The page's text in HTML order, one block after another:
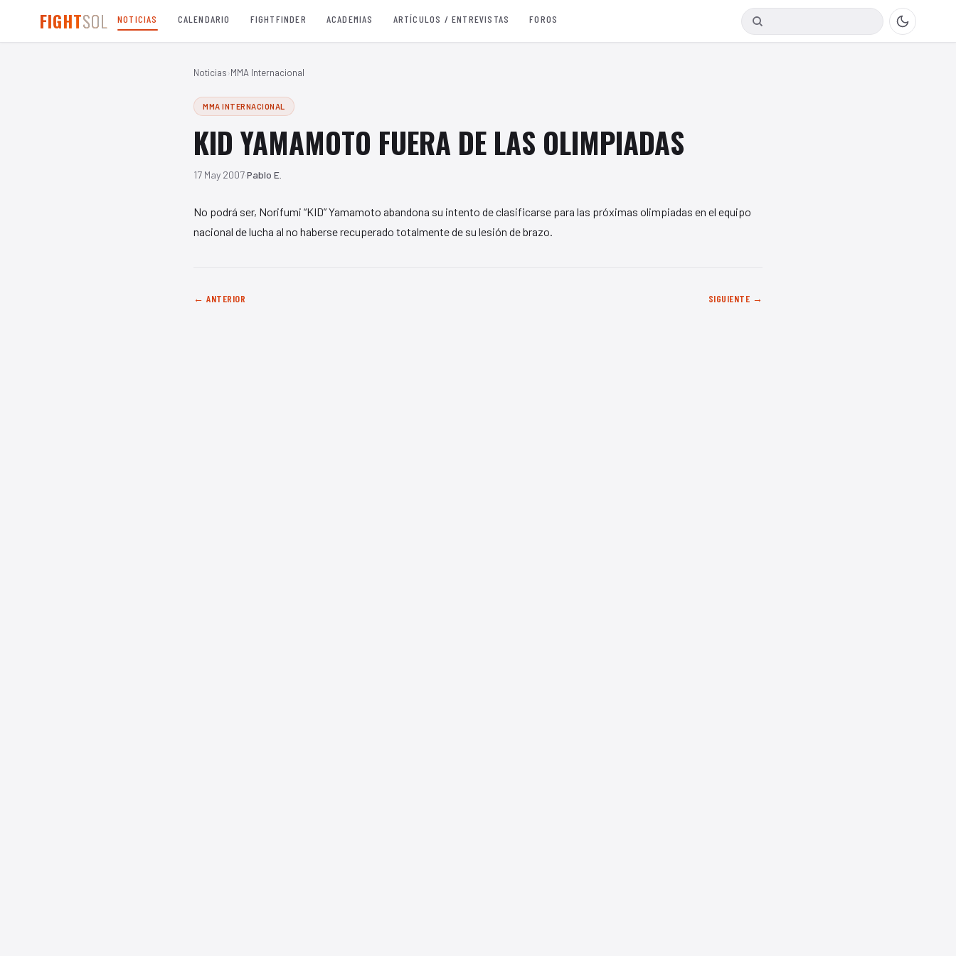
FIGHTSOL NOTICIAS CALENDARIO FIGHTFINDER ACADEMIAS ARTÍCULOS / ENTREVISTAS FOROS
Buscar en Fightsol
Noticias›MMA Internacional
MMA INTERNACIONAL
KID YAMAMOTO FUERA DE LAS OLIMPIADAS
17 May 2007·Pablo E.
No podrá ser, Norifumi “KID” Yamamoto abandona su intento de clasificarse para las próximas olimpiadas en el equipo
nacional de lucha al no haberse recuperado totalmente de su lesión de brazo.
← ANTERIOR SIGUIENTE →